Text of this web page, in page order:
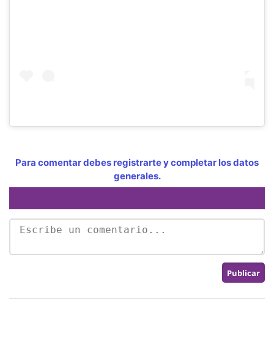
Para comentar debes registrarte y completar los datos
generales.